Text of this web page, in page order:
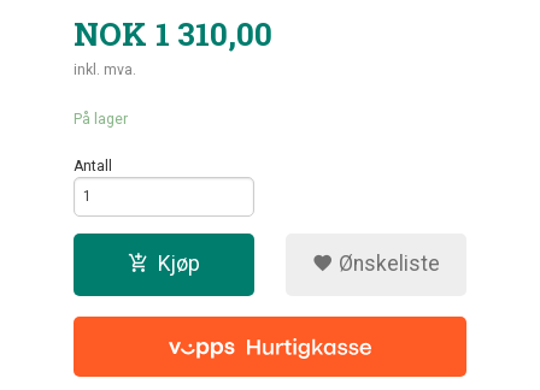
NOK 1 310,00
inkl. mva.
På lager
Antall
Kjøp Ønskeliste